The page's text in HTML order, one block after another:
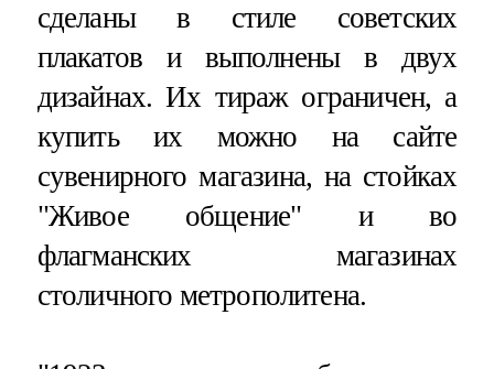
сделаны в стиле советских
плакатов и выполнены в двух
дизайнах. Их тираж ограничен, а
купить их можно на сайте
сувенирного магазина, на стойках
"Живое общение" и во
флагманских магазинах
столичного метрополитена.